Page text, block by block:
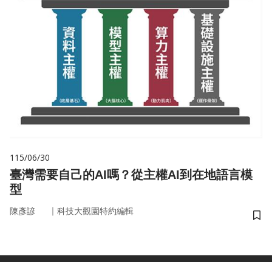
115/06/30
臺灣需要自己的AI嗎？從主權AI到在地語言模
型
陳彥諺 ｜ 科技大觀園特約編輯
儲